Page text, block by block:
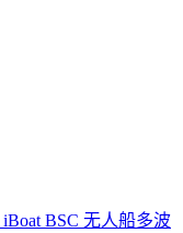
iBoat BSC 无人船多波